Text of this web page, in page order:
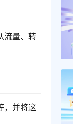
流量、转
，并将这